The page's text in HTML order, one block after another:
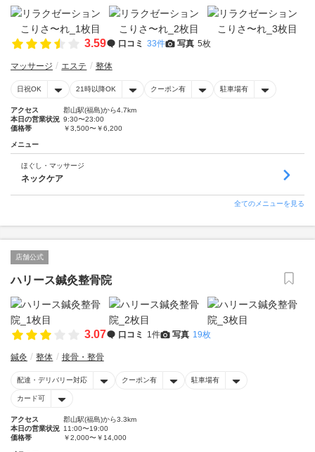
3.59 口コミ 33件 写真 5枚
マッサージ エステ 整体
日祝OK 21時以降OK クーポン有 駐車場有
アクセス
郡山駅(福島)から4.7km
本日の営業状況 9:30〜23:00
価格帯
￥3,500〜￥6,200
メニュー
ほぐし・マッサージ
ネックケア
全てのメニューを見る
店舗公式
ハリース鍼灸整骨院
3.07 口コミ 1件 写真 19枚
鍼灸 整体 接骨・整骨
配達・デリバリー対応 クーポン有 駐車場有
カード可
アクセス
郡山駅(福島)から3.3km
本日の営業状況 11:00〜19:00
価格帯
￥2,000〜￥14,000